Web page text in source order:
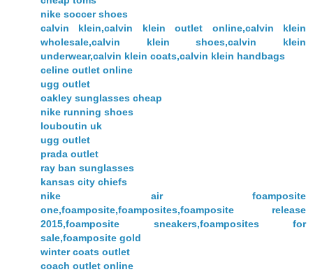
nike soccer shoes
calvin klein,calvin klein outlet online,calvin klein
wholesale,calvin klein shoes,calvin klein
underwear,calvin klein coats,calvin klein handbags
celine outlet online
ugg outlet
oakley sunglasses cheap
nike running shoes
louboutin uk
ugg outlet
prada outlet
ray ban sunglasses
kansas city chiefs
nike air foamposite
one,foamposite,foamposites,foamposite release
2015,foamposite sneakers,foamposites for
sale,foamposite gold
winter coats outlet
coach outlet online